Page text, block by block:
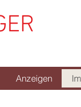
Anzeigen